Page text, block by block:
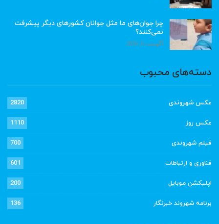
چرا جوان‌های ما مثل جوانان کشورهای دیگر پیشرفت
نمی‌کنند؟
آگوست 6, 2026
دسته‌های محبوب
عکس شهروندی 2820
عکس روز 1110
فیلم شهروندی 700
فناوری و ارتباطات 601
اپلیکشن موبایل 200
برنامه شهروند خبرنگار 136